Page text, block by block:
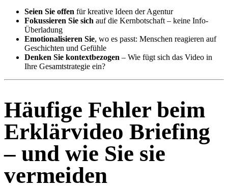
Seien Sie offen für kreative Ideen der Agentur
Fokussieren Sie sich auf die Kernbotschaft – keine Info-
Überladung
Emotionalisieren Sie, wo es passt: Menschen reagieren auf
Geschichten und Gefühle
Denken Sie kontextbezogen – Wie fügt sich das Video in
Ihre Gesamtstrategie ein?
Häufige Fehler beim
Erklärvideo Briefing
– und wie Sie sie
vermeiden